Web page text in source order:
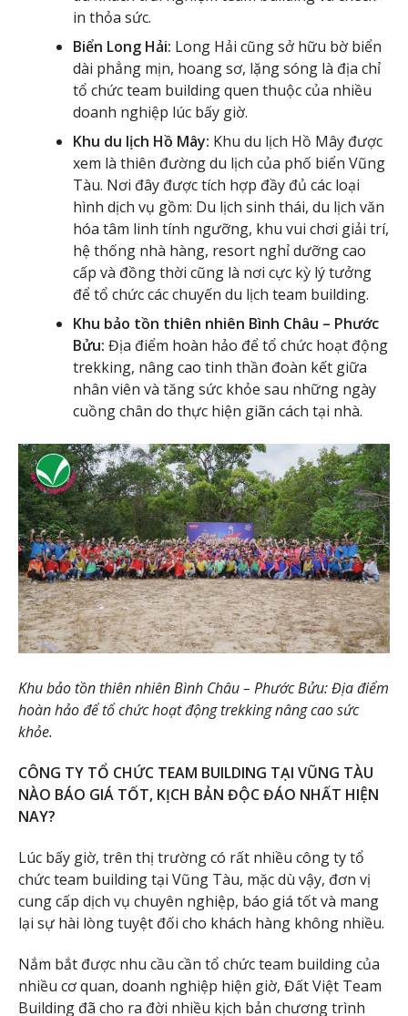
in thỏa sức.
Biển Long Hải: Long Hải cũng sở hữu bờ biển
dài phẳng mịn, hoang sơ, lặng sóng là địa chỉ
tổ chức team building quen thuộc của nhiều
doanh nghiệp lúc bấy giờ.
Khu du lịch Hồ Mây: Khu du lịch Hồ Mây được
xem là thiên đường du lịch của phố biển Vũng
Tàu. Nơi đây được tích hợp đầy đủ các loại
hình dịch vụ gồm: Du lịch sinh thái, du lịch văn
hóa tâm linh tính ngưỡng, khu vui chơi giải trí,
hệ thống nhà hàng, resort nghỉ dưỡng cao
cấp và đồng thời cũng là nơi cực kỳ lý tưởng
để tổ chức các chuyến du lịch team building.
Khu bảo tồn thiên nhiên Bình Châu – Phước
Bửu: Địa điểm hoàn hảo để tổ chức hoạt động
trekking, nâng cao tinh thần đoàn kết giữa
nhân viên và tăng sức khỏe sau những ngày
cuồng chân do thực hiện giãn cách tại nhà.
Khu bảo tồn thiên nhiên Bình Châu – Phước Bửu: Địa điểm
hoàn hảo để tổ chức hoạt động trekking nâng cao sức
khỏe.
CÔNG TY TỔ CHỨC TEAM BUILDING TẠI VŨNG TÀU
NÀO BÁO GIÁ TỐT, KỊCH BẢN ĐỘC ĐÁO NHẤT HIỆN
NAY?
Lúc bấy giờ, trên thị trường có rất nhiều công ty tổ
chức team building tại Vũng Tàu, mặc dù vậy, đơn vị
cung cấp dịch vụ chuyên nghiệp, báo giá tốt và mang
lại sự hài lòng tuyệt đối cho khách hàng không nhiều.
Nắm bắt được nhu cầu cần tổ chức team building của
nhiều cơ quan, doanh nghiệp hiện giờ, Đất Việt Team
Building đã cho ra đời nhiều kịch bản chương trình